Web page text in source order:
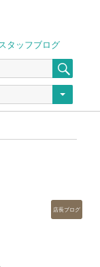
タッフブログ
索
カ
テ
店長ブログ